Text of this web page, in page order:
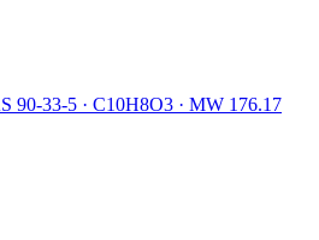
90-33-5 · C10H8O3 · MW 176.17